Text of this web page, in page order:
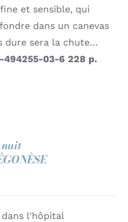
et sensible, qui
dans un canevas
dure sera la chute…
494255-03-6228 p.
nuit
dans l'hôpital